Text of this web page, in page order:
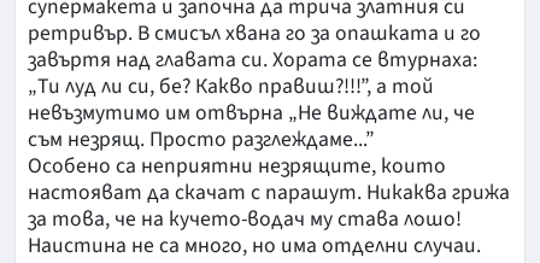
супермакета и започна да трича златния си
ретривър. В смисъл хвана го за опашката и го
завъртя над главата си. Хората се втурнаха:
„Ти луд ли си, бе? Какво правиш?!!!”, а той
невъзмутимо им отвърна „Не виждате ли, че
съм незрящ. Просто разглеждаме...”
Особено са неприятни незрящите, които
настояват да скачат с парашут. Никаква грижа
за това, че на кучето-водач му става лошо!
Наистина не са много, но има отделни случаи.